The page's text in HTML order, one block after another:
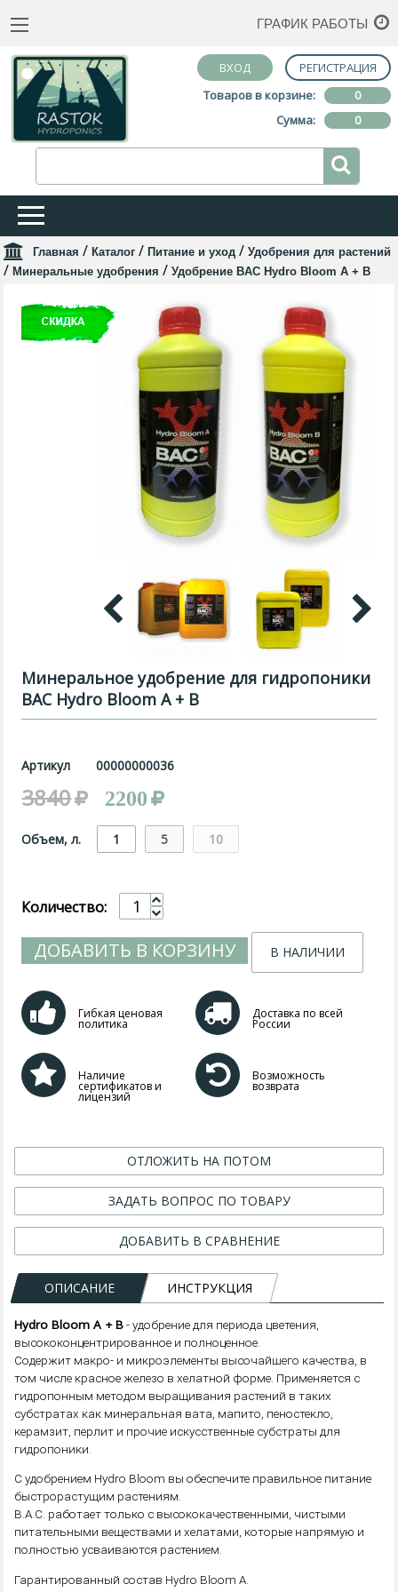
ГРАФИК РАБОТЫ
ВХОД
РЕГИСТРАЦИЯ
Товаров в корзине:
0
Сумма:
0
Главная / Каталог / Питание и уход / Удобрения для растений
/ Минеральные удобрения / Удобрение BAC Hydro Bloom A + B
Минеральное удобрение для гидропоники
BAC Hydro Bloom A + B
Артикул 00000000036
3840 2200
Объем, л. 1 5 10
Количество:
ДОБАВИТЬ В КОРЗИНУ В НАЛИЧИИ
Гибкая ценовая
политика
Доставка по всей
России
Наличие
сертификатов и
лицензий
Возможность
возврата
ОТЛОЖИТЬ НА ПОТОМ
ЗАДАТЬ ВОПРОС ПО ТОВАРУ
ДОБАВИТЬ В СРАВНЕНИЕ
ОПИСАНИЕ ИНСТРУКЦИЯ
Hydro Bloom A + B- удобрение для периода цветения,
высококонцентрированное и полноценное.
Содержит макро- и микроэлементы высочайшего качества, в
том числе красное железо в хелатной форме. Применяется с
гидропонным методом выращивания растений в таких
субстратах как минеральная вата, мапито, пеностекло,
керамзит, перлит и прочие искусственные субстраты для
гидропоники.
С удобрением Hydro Bloom вы обеспечите правильное питание
быстрорастущим растениям.
B.A.C. работает только с высококачественными, чистыми
питательными веществами и хелатами, которые напрямую и
полностью усваиваются растением.
Гарантированный состав Hydro Bloom А.